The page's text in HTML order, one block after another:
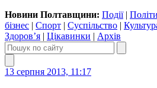
Новини Полтавщини: Події|
бізнес | Спорт | Суспільство |
Здоров’я | Цікавинки | Архів
13 серпня 2013, 11:17